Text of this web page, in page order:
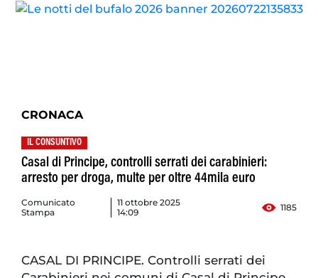
CRONACA
IL CONSUNTIVO
Casal di Principe, controlli serrati dei carabinieri:
arresto per droga, multe per oltre 44mila euro
Comunicato
Stampa
11 ottobre 2025
14:09
1185
CASAL DI PRINCIPE. Controlli serrati dei